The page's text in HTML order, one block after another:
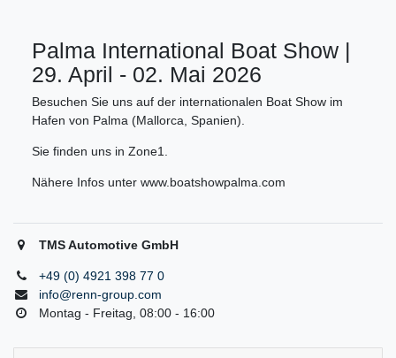
Palma International Boat Show |
29. April - 02. Mai 2026
Besuchen Sie uns auf der internationalen Boat Show im
Hafen von Palma (Mallorca, Spanien).
Sie finden uns in Zone1.
Nähere Infos unter www.boatshowpalma.com
TMS Automotive GmbH
+49 (0) 4921 398 77 0
info@renn-group.com
Montag - Freitag, 08:00 - 16:00